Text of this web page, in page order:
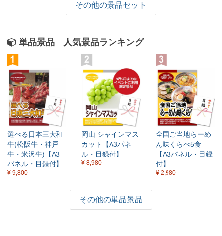
その他の景品セット
単品景品 人気景品ランキング
選べる日本三大和
牛(松阪牛・神戸
牛・米沢牛)【A3
パネル・目録付】
¥ 9,800
岡山 シャインマス
カット【A3パネ
ル・目録付】
¥ 8,980
全国ご当地らーめ
ん味くらべ5食
【A3パネル・目録
付】
¥ 2,980
その他の単品景品